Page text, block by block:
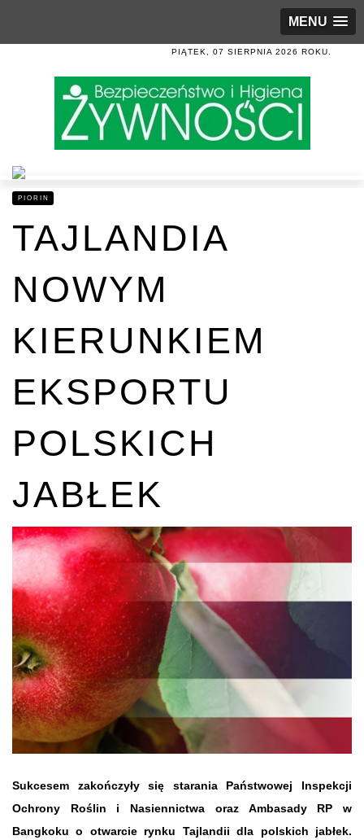
MENU
PIĄTEK, 07 SIERPNIA 2026 ROKU.
PIORIN
TAJLANDIA
NOWYM
KIERUNKIEM
EKSPORTU
POLSKICH
JABŁEK
Sukcesem zakończyły się starania Państwowej Inspekcji
Ochrony Roślin i Nasiennictwa oraz Ambasady RP w
Bangkoku o otwarcie rynku Tajlandii dla polskich jabłek.